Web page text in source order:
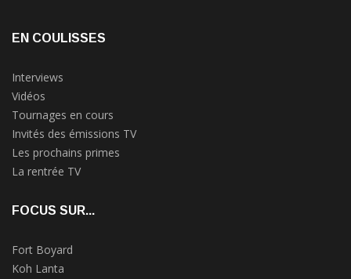
EN COULISSES
Interviews
Vidéos
Tournages en cours
Invités des émissions TV
Les prochains primes
La rentrée TV
FOCUS SUR...
Fort Boyard
Koh Lanta